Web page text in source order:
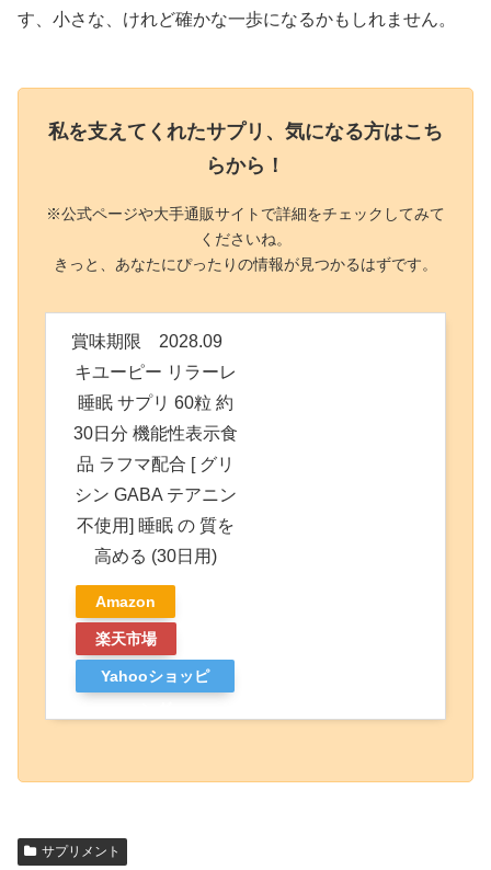
す、小さな、けれど確かな一歩になるかもしれません。
私を支えてくれたサプリ、気になる方はこち
らから！
※公式ページや大手通販サイトで詳細をチェックしてみて
くださいね。
きっと、あなたにぴったりの情報が見つかるはずです。
賞味期限 2028.09
キユーピー リラーレ
睡眠 サプリ 60粒 約
30日分 機能性表示食
品 ラフマ配合 [ グリ
シン GABA テアニン
不使用] 睡眠 の 質を
高める (30日用)
Amazon
楽天市場
Yahooショッピ
サプリメント